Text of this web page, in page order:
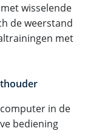
wisselende
de weerstand
met
in de
bediening